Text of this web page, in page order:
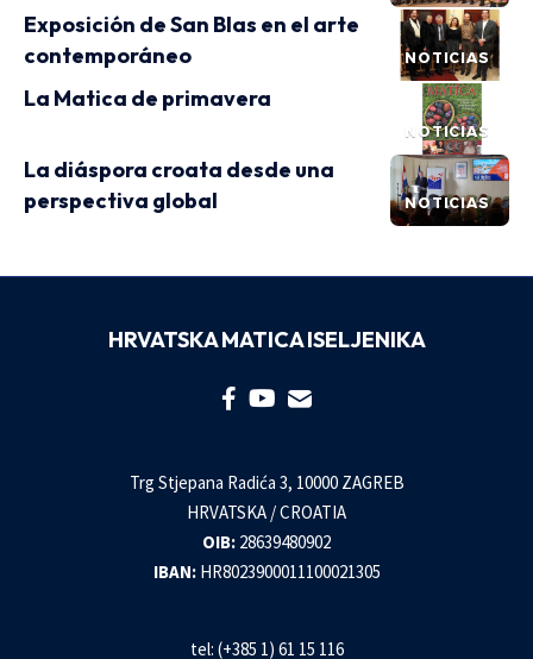
NOTICIAS
Exposición de San Blas en el arte
contemporáneo
NOTICIAS
La Matica de primavera
NOTICIAS
La diáspora croata desde una
perspectiva global
HRVATSKA MATICA ISELJENIKA
Trg Stjepana Radića 3, 10000 ZAGREB
HRVATSKA / CROATIA
OIB: 28639480902
IBAN: HR8023900011100021305
tel: (+385 1) 61 15 116